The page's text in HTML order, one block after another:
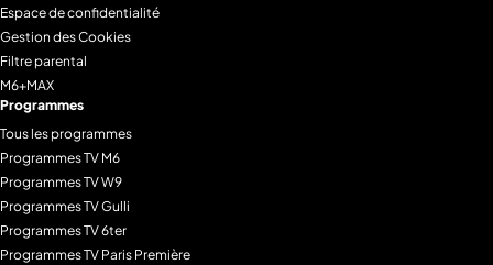
Espace de confidentialité
Gestion des Cookies
Filtre parental
M6+MAX
Programmes
Tous les programmes
Programmes TV M6
Programmes TV W9
Programmes TV Gulli
Programmes TV 6ter
Programmes TV Paris Première